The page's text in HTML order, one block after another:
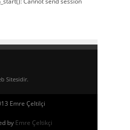
Sitesidir.
Emre Çeltilçi
by Emre Çeltikçi